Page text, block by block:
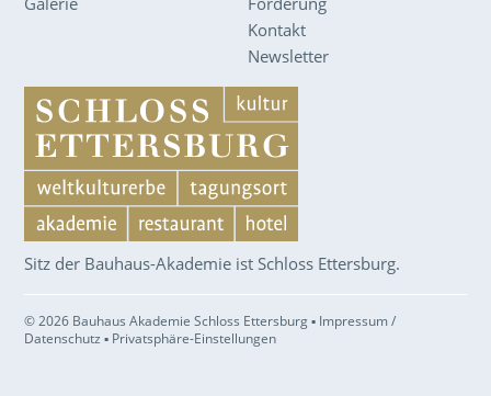
Kontakt
Newsletter
Sitz der Bauhaus-Akademie ist Schloss Ettersburg.
© 2026 Bauhaus Akademie Schloss Ettersburg ▪ Impressum /
Datenschutz ▪ Privatsphäre-Einstellungen